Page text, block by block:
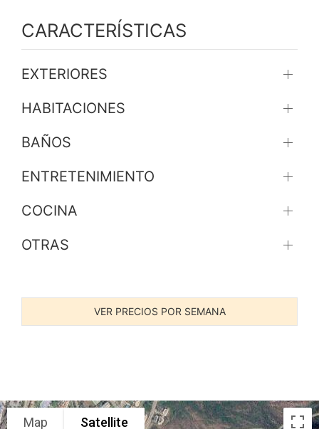
CARACTERÍSTICAS
EXTERIORES
HABITACIONES
BAÑOS
ENTRETENIMIENTO
COCINA
OTRAS
VER PRECIOS POR SEMANA
Map Satellite